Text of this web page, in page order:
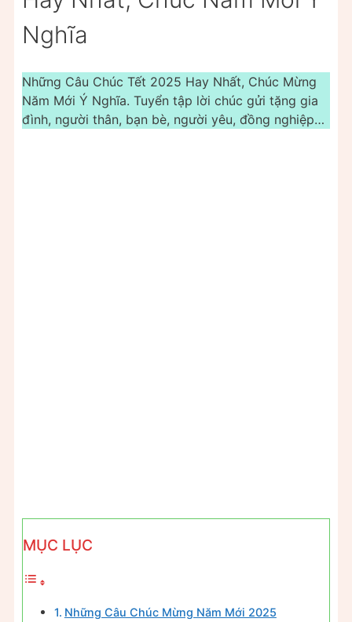
Nghĩa
Những Câu Chúc Tết 2025 Hay Nhất, Chúc Mừng
Năm Mới Ý Nghĩa. Tuyển tập lời chúc gửi tặng gia
đình, người thân, bạn bè, người yêu, đồng nghiệp…
MỤC LỤC
Những Câu Chúc Mừng Năm Mới 2025